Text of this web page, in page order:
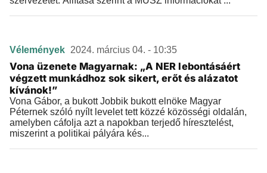
Vélemények 2024. március 04. - 10:35
Vona üzenete Magyarnak: „A NER lebontásáért
végzett munkádhoz sok sikert, erőt és alázatot
kívánok!”
Vona Gábor, a bukott Jobbik bukott elnöke Magyar
Péternek szóló nyílt levelet tett közzé közösségi oldalán,
amelyben cáfolja azt a napokban terjedő híresztelést,
miszerint a politikai pályára kés...